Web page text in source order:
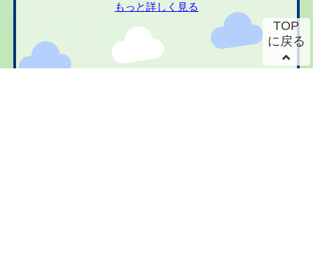
もっと詳しく見る
TOP
に戻る